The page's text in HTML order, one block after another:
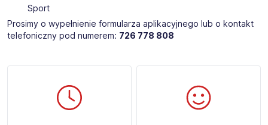
Sport
Prosimy o wypełnienie formularza aplikacyjnego lub o kontakt
telefoniczny pod numerem: 726 778 808